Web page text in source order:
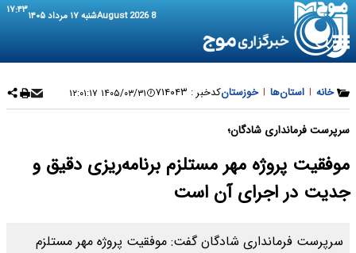
8 August 2026 شنبه ۱۷ مرداد ۱۴۰۵ ۱۷:۴۳
خانه | استان‌ها | خوزستانکدخبر : ۷۱۴۰۴۳ ۱۴۰۵/۰۳/۳۱ ۱۲:۰۱:۱۷
سرپرست فرمانداری شادگان؛
موفقیت پروژه مهر مستلزم برنامه‌ریزی دقیق و
جدیت در اجرای آن است
سرپرست فرمانداری شادگان گفت: موفقیت پروژه مهر مستلزم